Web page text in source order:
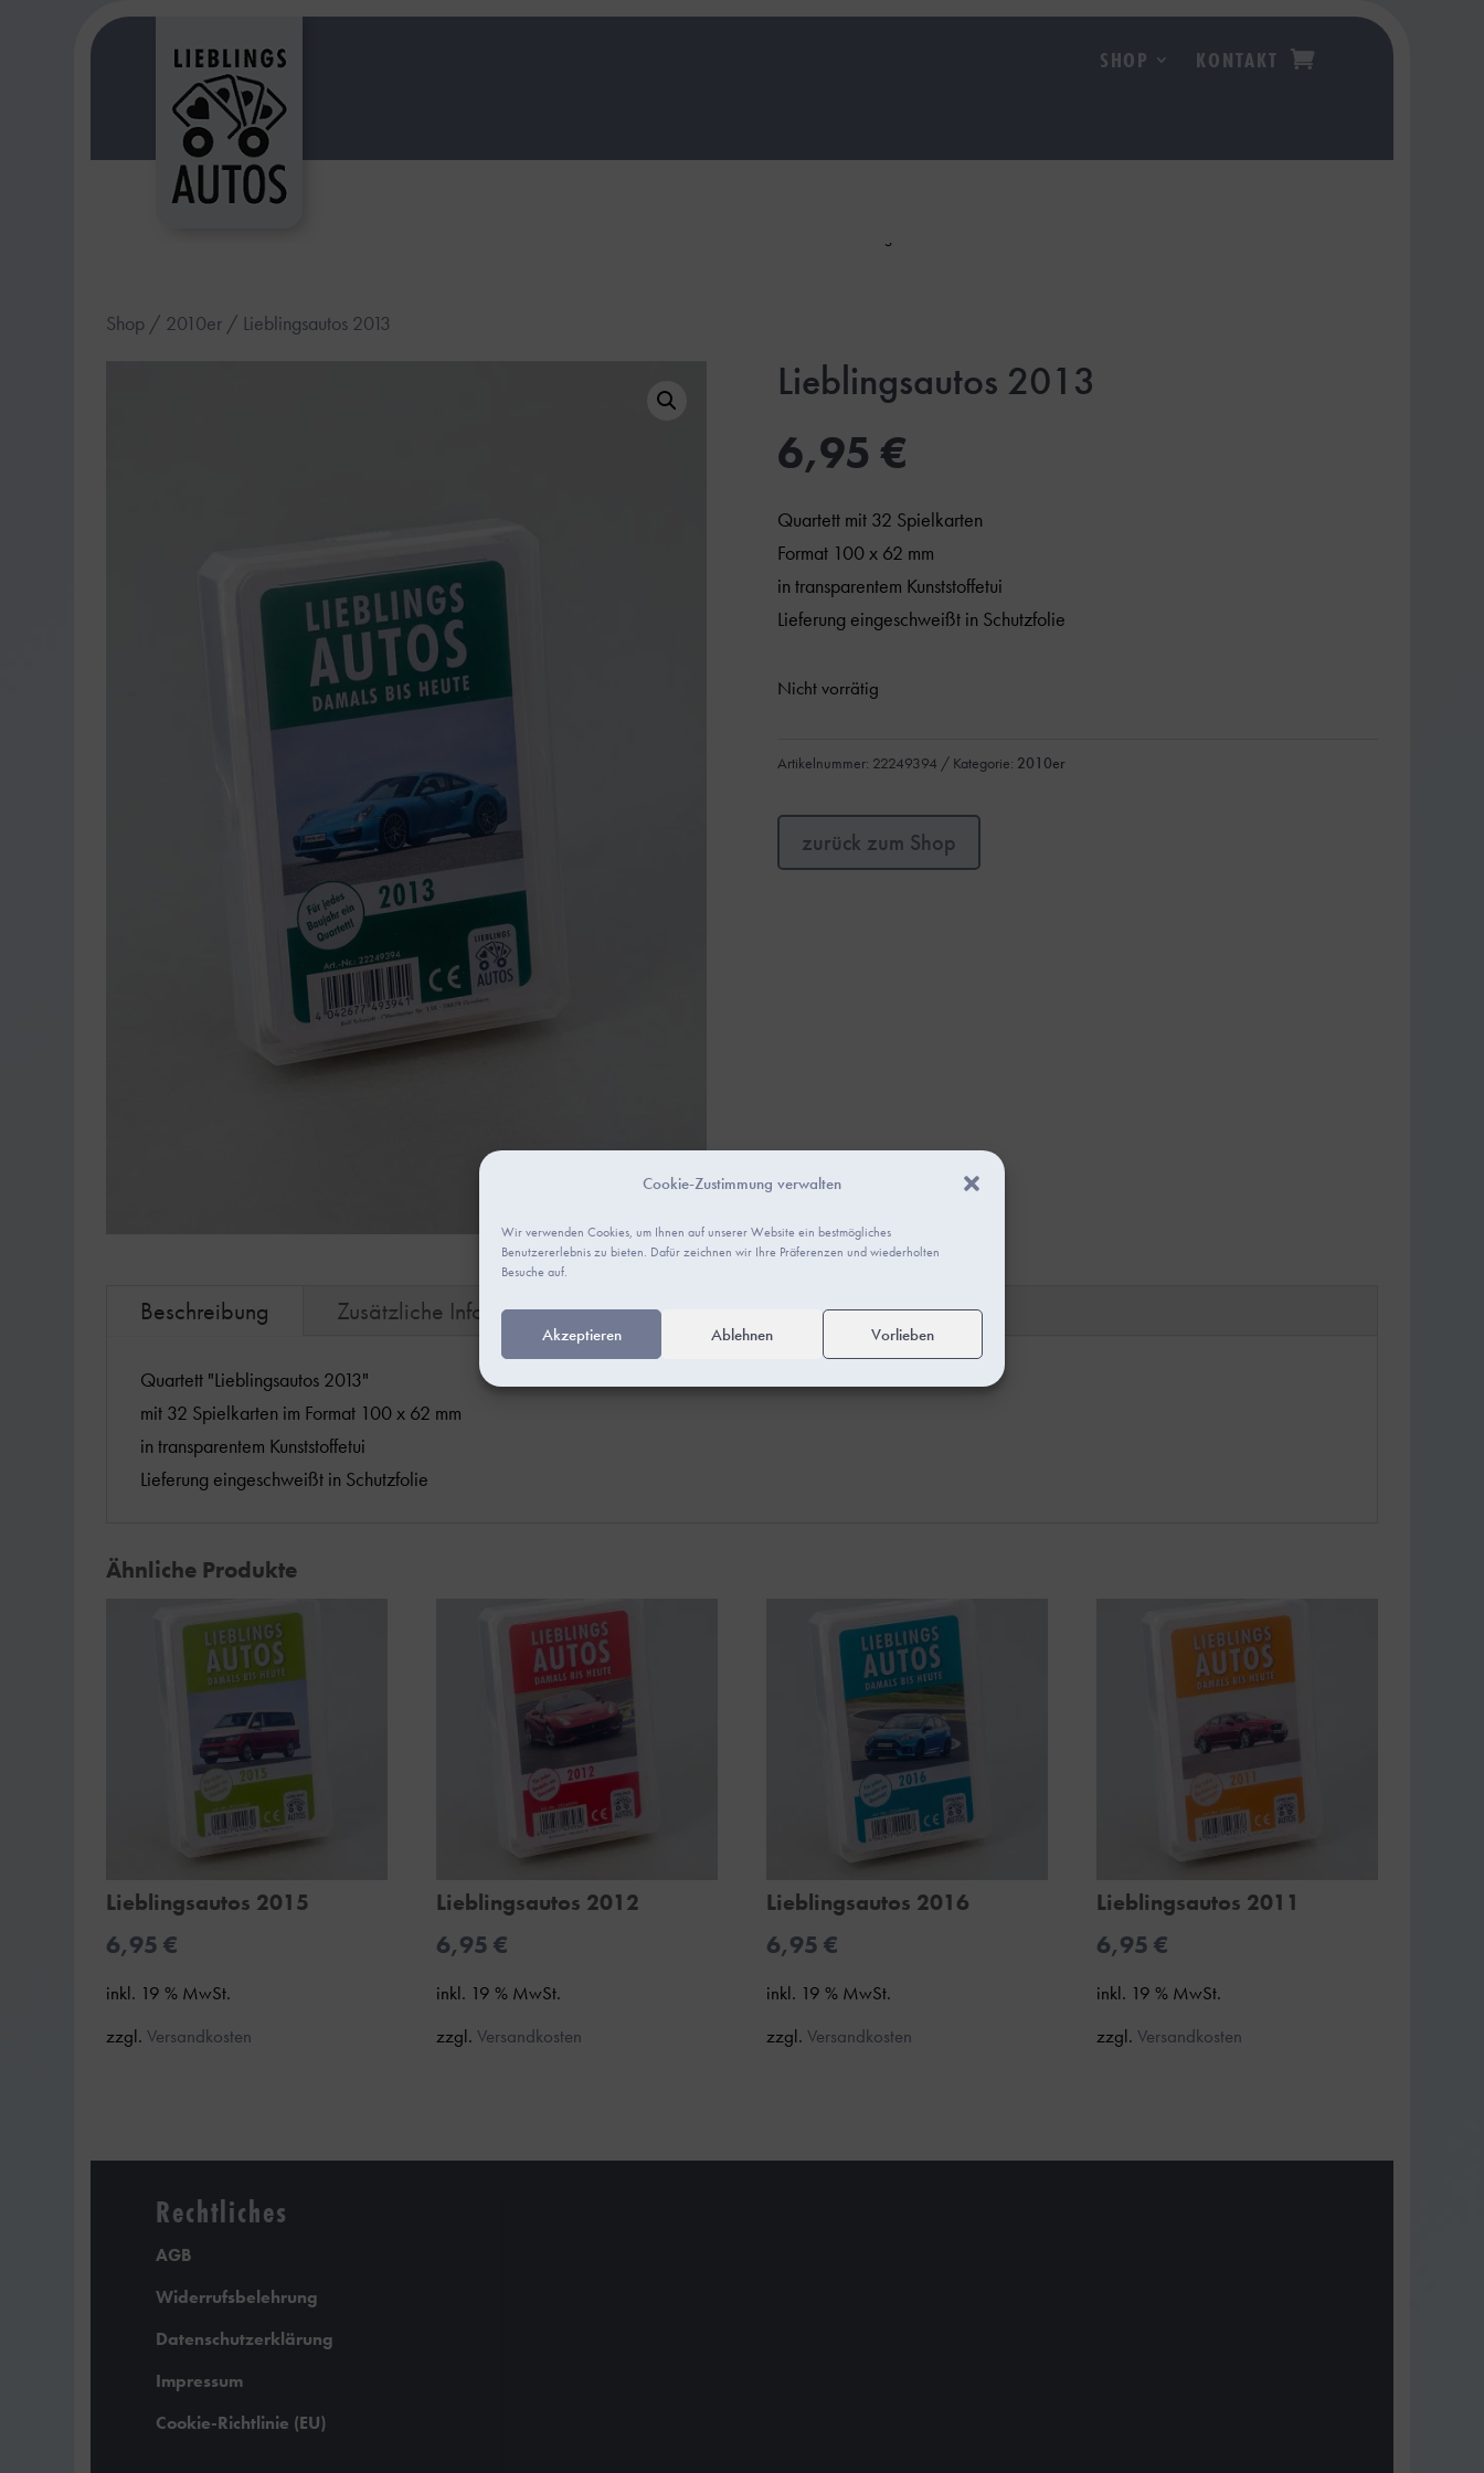
Cookie-Zustimmung verwalten
Wir verwenden Cookies, um Ihnen auf unserer Website ein bestmögliches
Benutzererlebnis zu bieten. Dafür zeichnen wir Ihre Präferenzen und wiederholten
Besuche auf.
Akzeptieren Ablehnen Vorlieben
SHOP KONTAKT
Shop / 2010er / Lieblingsautos 2013
Lieblingsautos 2013
6,95€
Quartett mit 32 Spielkarten
Format 100 x 62 mm
in transparentem Kunststoffetui
Lieferung eingeschweißt in Schutzfolie
Nicht vorrätig
Artikelnummer: 22249394 Kategorie: 2010er
zurück zum Shop
Beschreibung Zusätzliche Information Rezensionen (0)
Quartett "Lieblingsautos 2013"
mit 32 Spielkarten im Format 100 x 62 mm
in transparentem Kunststoffetui
Lieferung eingeschweißt in Schutzfolie
Ähnliche Produkte
Lieblingsautos 2015
6,95€
inkl. 19 % MwSt.
zzgl.Versandkosten
Lieblingsautos 2012
6,95€
inkl. 19 % MwSt.
zzgl.Versandkosten
Lieblingsautos 2016
6,95 €
inkl. 19 % MwSt.
zzgl. Versandkosten
Lieblingsautos 2011
6,95 €
inkl. 19 % MwSt.
zzgl. Versandkosten
Rechtliches
AGB
Widerrufsbelehrung
Datenschutzerklärung
Impressum
Cookie-Richtlinie (EU)